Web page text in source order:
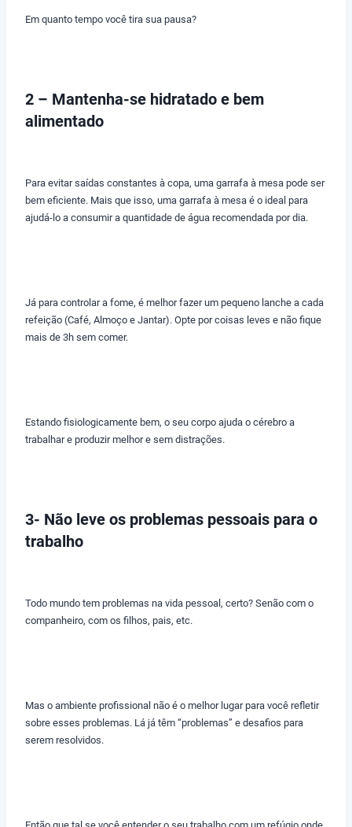
Em quanto tempo você tira sua pausa?
2 – Mantenha-se hidratado e bem
alimentado
Para evitar saídas constantes à copa, uma garrafa à mesa pode ser
bem eficiente. Mais que isso, uma garrafa à mesa é o ideal para
ajudá-lo a consumir a quantidade de água recomendada por dia.
Já para controlar a fome, é melhor fazer um pequeno lanche a cada
refeição (Café, Almoço e Jantar). Opte por coisas leves e não fique
mais de 3h sem comer.
Estando fisiologicamente bem, o seu corpo ajuda o cérebro a
trabalhar e produzir melhor e sem distrações.
3- Não leve os problemas pessoais para o
trabalho
Todo mundo tem problemas na vida pessoal, certo? Senão com o
companheiro, com os filhos, pais, etc.
Mas o ambiente profissional não é o melhor lugar para você refletir
sobre esses problemas. Lá já têm “problemas” e desafios para
serem resolvidos.